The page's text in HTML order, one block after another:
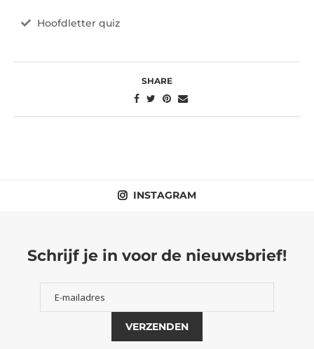
Hoofdletter quiz
SHARE
INSTAGRAM
Schrijf je in voor de nieuwsbrief!